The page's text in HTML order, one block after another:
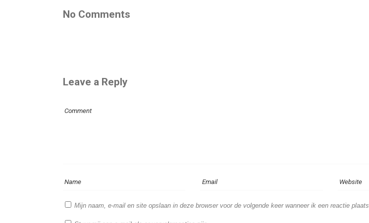
No Comments
Leave a Reply
Mijn naam, e-mail en site opslaan in deze browser voor de volgende keer wanneer ik een reactie plaats.